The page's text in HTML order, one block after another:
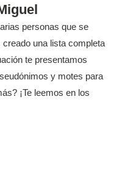
personas que se
una lista completa
te presentamos
y motes para
¡Te leemos en los